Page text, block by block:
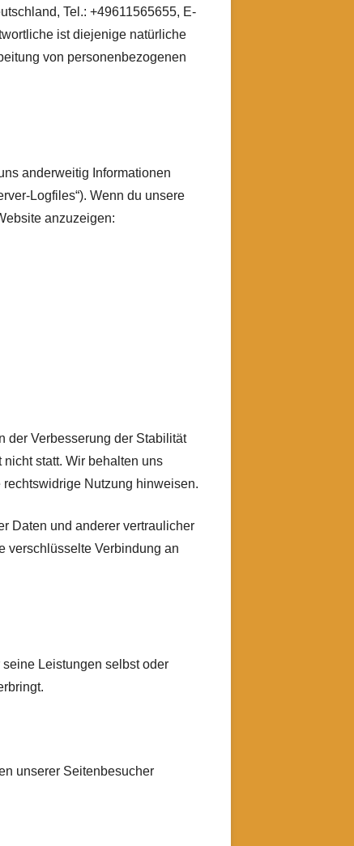
Tel.: +49611565655, E-
ist diejenige natürliche
von personenbezogenen
anderweitig Informationen
Logfiles“). Wenn du unsere
anzuzeigen:
der Verbesserung der Stabilität
statt. Wir behalten uns
Nutzung hinweisen.
Daten und anderer vertraulicher
verschlüsselte Verbindung an
Leistungen selbst oder
unserer Seitenbesucher